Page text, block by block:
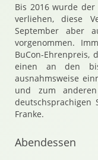
Bis 2016 wurde
verliehen, diese
September aber
vorgenommen.
BuCon-Ehrenpreis,
einen an den
ausnahmsweise
und zum
deutschsprachigen
Franke.
Abendessen